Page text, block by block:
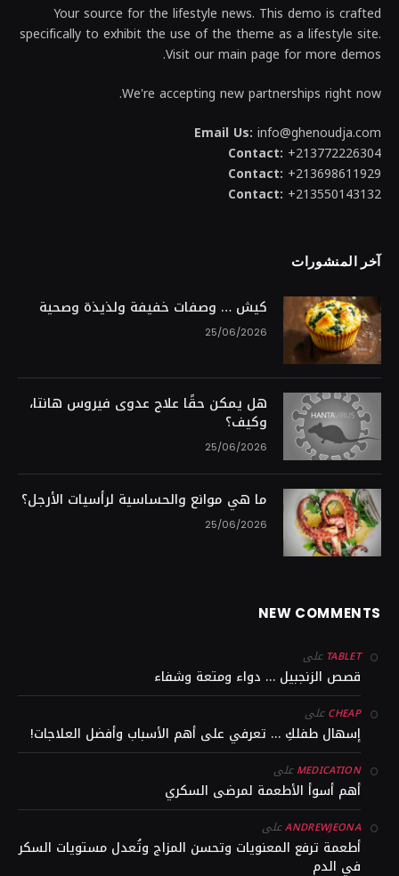
Your source for the lifestyle news. This demo is crafted
specifically to exhibit the use of the theme as a lifestyle site.
Visit our main page for more demos.
We're accepting new partnerships right now.
Email Us: info@ghenoudja.com
Contact: +213772226304
Contact: +213698611929
Contact: +213550143132
آخر المنشورات
كيش … وصفات خفيفة ولذيذة وصحية
25/06/2026
هل يمكن حقًا علاج عدوى فيروس هانتا،
وكيف؟
25/06/2026
ما هي موانع والحساسية لرأسيات الأرجل؟
25/06/2026
NEW COMMENTS
TABLET على
قصص الزنجبيل … دواء ومتعة وشفاء
CHEAPعلى
إسهال طفلكِ … تعرفي على أهم الأسباب وأفضل العلاجات!
MEDICATIONعلى
أهم أسوأ الأطعمة لمرضى السكري
ANDREWJEONAعلى
أطعمة ترفع المعنويات وتحسن المزاج وتُعدل مستويات السكر
في الدم